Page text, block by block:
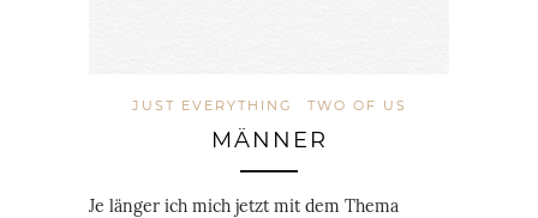
JUST EVERYTHING TWO OF US
MÄNNER
Je länger ich mich jetzt mit dem Thema